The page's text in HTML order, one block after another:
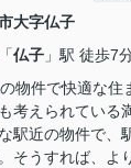
大字仏子
「仏子 」駅 徒歩7
物件で快適な住
考えられている
駅近の物件で、
そうすれば、よ